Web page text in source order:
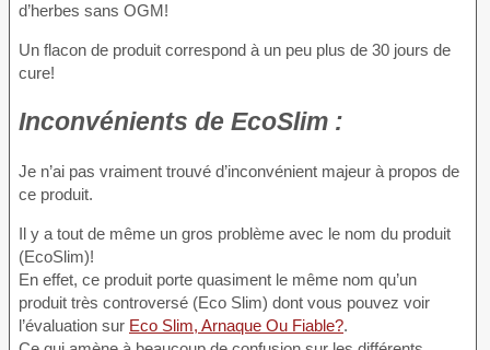
d’herbes sans OGM!
Un flacon de produit correspond à un peu plus de 30 jours de
cure!
Inconvénients de EcoSlim :
Je n’ai pas vraiment trouvé d’inconvénient majeur à propos de
ce produit.
Il y a tout de même un gros problème avec le nom du produit
(EcoSlim)!
En effet, ce produit porte quasiment le même nom qu’un
produit très controversé (Eco Slim) dont vous pouvez voir
l’évaluation sur Eco Slim, Arnaque Ou Fiable?.